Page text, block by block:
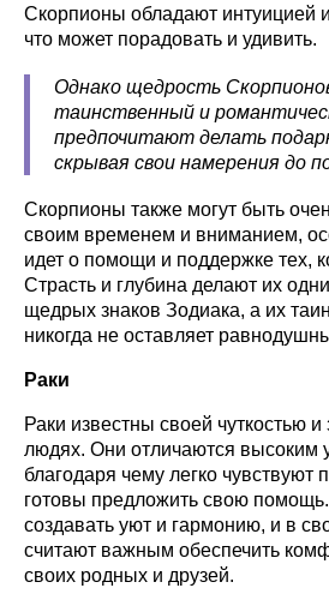
Скорпионы обладают интуицией
что может порадовать и удивить.
Однако щедрость
таинственный и
предпочитают делать
скрывая свои намерения до
Скорпионы также могут быть
своим временем и вниманием,
идет о помощи и поддержке тех,
Страсть и глубина делают их
щедрых знаков Зодиака, а их
никогда не оставляет
Раки
Раки известны своей чуткостью и
людях. Они отличаются высоким
благодаря чему легко чувствуют
готовы предложить свою
создавать уют и гармонию, и в
считают важным обеспечить
своих родных и друзей.